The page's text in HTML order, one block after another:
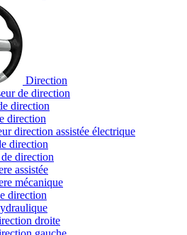
Direction
de direction
direction
direction
direction assistée électrique
direction
direction
assistée
mécanique
direction
droite